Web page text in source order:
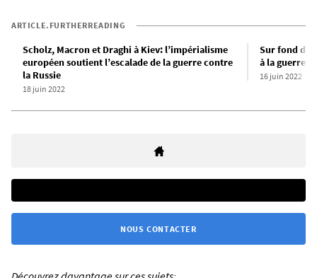
ARTICLE.FURTHERREADING
Scholz, Macron et Draghi à Kiev: l’impérialisme
européen soutient l’escalade de la guerre contre
la Russie
18 juin 2022
Sur fond
à la guerre
16 juin 2022
NOUS CONTACTER